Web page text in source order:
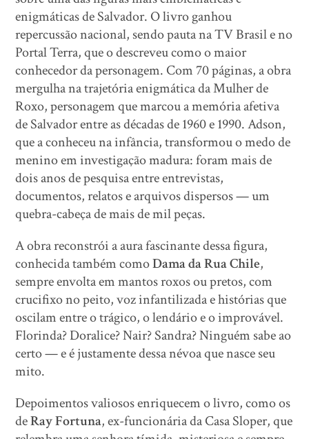
enigmáticas de Salvador. O livro ganhou
repercussão nacional, sendo pauta na TV Brasil e no
Portal Terra, que o descreveu como o maior
conhecedor da personagem. Com 70 páginas, a obra
mergulha na trajetória enigmática da Mulher de
Roxo, personagem que marcou a memória afetiva
de Salvador entre as décadas de 1960 e 1990. Adson,
que a conheceu na infância, transformou o medo de
menino em investigação madura: foram mais de
dois anos de pesquisa entre entrevistas,
documentos, relatos e arquivos dispersos — um
quebra-cabeça de mais de mil peças.
A obra reconstrói a aura fascinante dessa figura,
conhecida também comoDama da Rua Chile,
sempre envolta em mantos roxos ou pretos, com
crucifixo no peito, voz infantilizada e histórias que
oscilam entre o trágico, o lendário e o improvável.
Florinda? Doralice? Nair? Sandra? Ninguém sabe ao
certo — e é justamente dessa névoa que nasce seu
mito.
Depoimentos valiosos enriquecem o livro, como os
deRay Fortuna, ex-funcionária da Casa Sloper, que